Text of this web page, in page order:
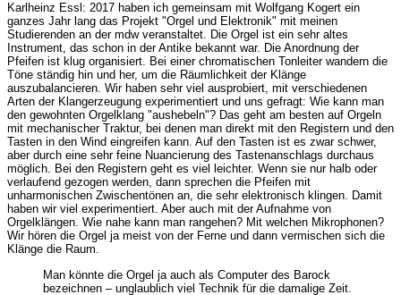
Karlheinz Essl: 2017 haben ich gemeinsam mit Wolfgang Kogert ein
ganzes Jahr lang das Projekt "Orgel und Elektronik" mit meinen
Studierenden an der mdw veranstaltet. Die Orgel ist ein sehr altes
Instrument, das schon in der Antike bekannt war. Die Anordnung der
Pfeifen ist klug organisiert. Bei einer chromatischen Tonleiter wandern die
Töne ständig hin und her, um die Räumlichkeit der Klänge
auszubalancieren. Wir haben sehr viel ausprobiert, mit verschiedenen
Arten der Klangerzeugung experimentiert und uns gefragt: Wie kann man
den gewohnten Orgelklang "aushebeln"? Das geht am besten auf Orgeln
mit mechanischer Traktur, bei denen man direkt mit den Registern und den
Tasten in den Wind eingreifen kann. Auf den Tasten ist es zwar schwer,
aber durch eine sehr feine Nuancierung des Tastenanschlags durchaus
möglich. Bei den Registern geht es viel leichter. Wenn sie nur halb oder
verlaufend gezogen werden, dann sprechen die Pfeifen mit
unharmonischen Zwischentönen an, die sehr elektronisch klingen. Damit
haben wir viel experimentiert. Aber auch mit der Aufnahme von
Orgelklängen. Wie nahe kann man rangehen? Mit welchen Mikrophonen?
Wir hören die Orgel ja meist von der Ferne und dann vermischen sich die
Klänge die Raum.
Man könnte die Orgel ja auch als Computer des Barock
bezeichnen – unglaublich viel Technik für die damalige Zeit.